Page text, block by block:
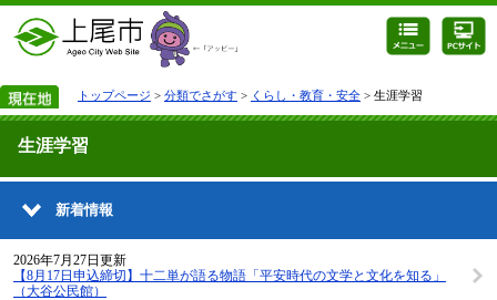
トップページ > 分類でさがす > くらし・教育・安全 > 生涯学習
生涯学習
新着情報
2026年7月27日更新
【8月17日申込締切】十二単が語る物語「平安時代の文学と文化を知る」
（大谷公民館）